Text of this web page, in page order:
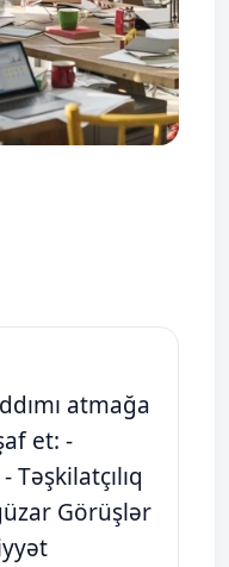
atmağa
et: ​-
Görüşlər